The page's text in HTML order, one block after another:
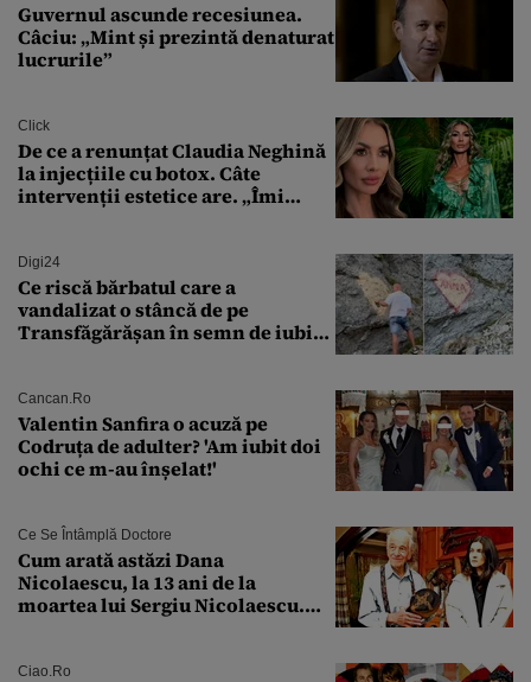
Guvernul ascunde recesiunea.
Câciu: „Mint și prezintă denaturat
lucrurile”
Click
De ce a renunțat Claudia Neghină
la injecțiile cu botox. Câte
intervenții estetice are. „Îmi
Digi24
Ce riscă bărbatul care a
vandalizat o stâncă de pe
Transfăgărășan în semn de iubire
Cancan.ro
Valentin Sanfira o acuză pe
Codruța de adulter? 'Am iubit doi
ochi ce m-au înșelat!'
Ce Se Întâmplă Doctore
Cum arată astăzi Dana
Nicolaescu, la 13 ani de la
moartea lui Sergiu Nicolaescu.
Ciao.ro